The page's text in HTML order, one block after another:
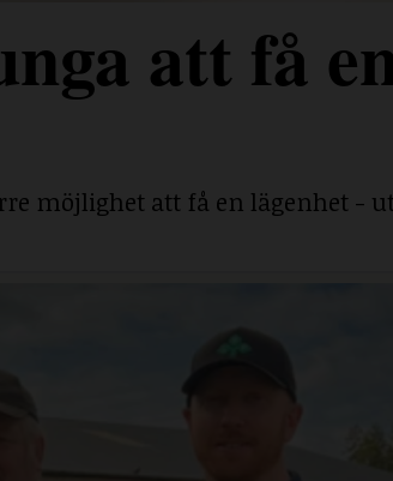
att få
möjlighet att få en lägenhet -